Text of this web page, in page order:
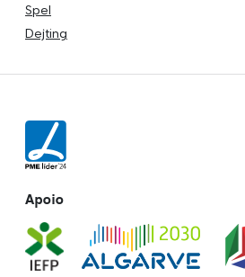
Spel
Dejting
Apoio